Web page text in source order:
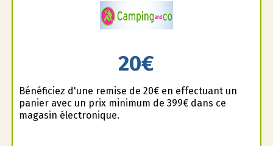
20€
Bénéficiez d'une remise de 20€ en effectuant un
panier avec un prix minimum de 399€ dans ce
magasin électronique.